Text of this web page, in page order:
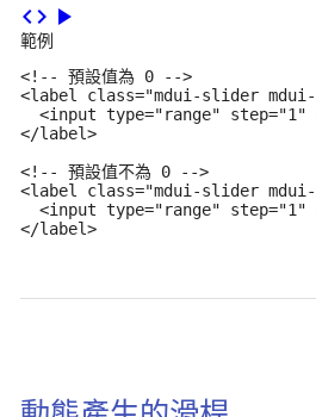
code play_arrow
範例
<!-- 預設值為 0 -->
<label class="mdui-slider
<input type="range"
</label>
<!-- 預設值不為 0 -->
<label class="mdui-slider
<input type="range"
</label>